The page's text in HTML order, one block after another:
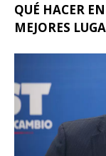
QUÉ HACER
MEJORES